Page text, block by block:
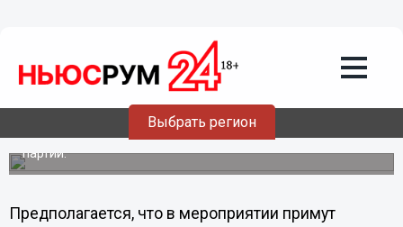
Выбрать регион
ЛДПР 1 мая выйдет на праздничный
митинг в Нижнем Новгороде
Праздничный митинг НРО ЛДПР, посвященный Дню
солидарности русского народа, пройдет 1 мая на
площади Маркина в Нижнего Новгороде, сообщает НРО
партии.
Предполагается, что в мероприятии примут